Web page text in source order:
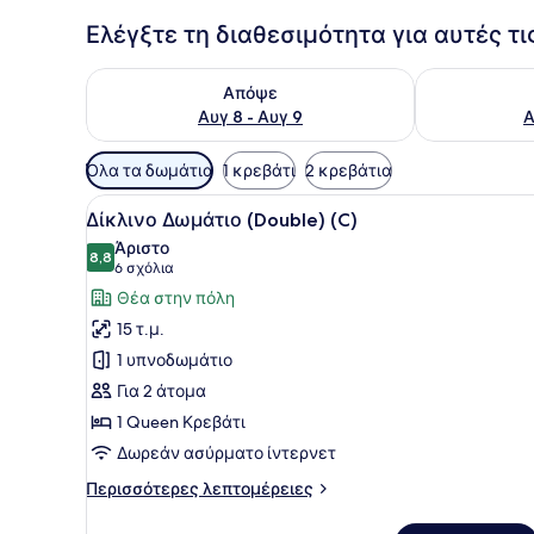
Ελέγξτε τη διαθεσιμότητα για αυτές
Απόψε
Αυγ 8 - Αυγ 9
Έλεγχος διαθεσιμότητας για απόψε Αυγ 8 - Αυγ 9
Έλεγχος
Διαθέσιμα
φίλτρα
για
τα
δωμάτια
Όλα τα δωμάτια 1 κρεβάτι 2 κρεβάτια
Προβολή
όλων
των
φωτογραφιών
για
Δίκλινο
Δωμάτιο
(Double)
(C)
Ένα δωμάτιο ξενοδοχείου
6
Δίκλινο Δωμάτιο (Double) (C)
8,88,8 στα 10
Άριστο
6 σχόλια
(6
σχόλια)
Θέα στην πόλη
15 τ.μ.
1 υπνοδωμάτιο
Για 2 άτομα
1 Queen Κρεβάτι
Δωρεάν ασύρματο ίντερνετ
Περισσότερες λεπτομέρειες
Περισσότερες